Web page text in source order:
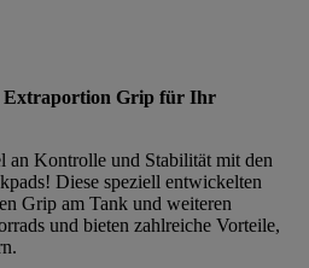
Extraportion Grip für Ihr
an Kontrolle und Stabilität mit den
Diese speziell entwickelten
Grip am Tank und weiteren
und bieten zahlreiche Vorteile,